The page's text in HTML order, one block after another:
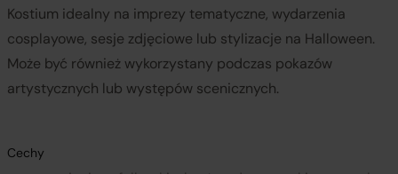
Kostium idealny na imprezy tematyczne, wydarzenia
cosplayowe, sesje zdjęciowe lub stylizacje na Halloween.
Może być również wykorzystany podczas pokazów
artystycznych lub występów scenicznych.
Cechy